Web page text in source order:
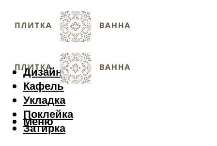
Дизайн
Кафель
Укладка
Поклейка
Затирка
Меню